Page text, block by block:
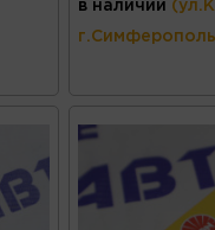
в наличии